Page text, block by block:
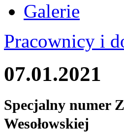
Galerie
Pracownicy i
07.01.2021
Specjalny numer
Wesołowskiej